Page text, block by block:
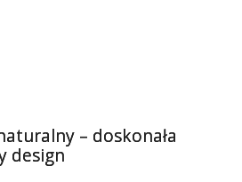
– doskonała
design